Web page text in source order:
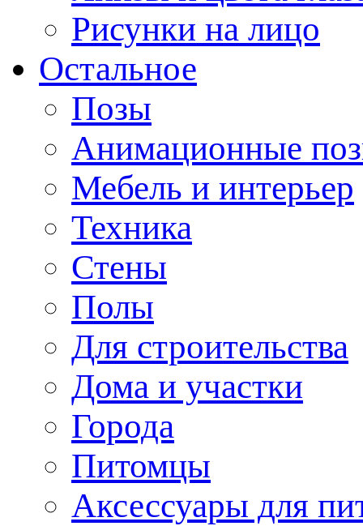
Рисунки на лицо
Остальное
Позы
Анимационные
Мебель и интерьер
Техника
Стены
Полы
Для строительства
Дома и участки
Города
Питомцы
Аксессуары для